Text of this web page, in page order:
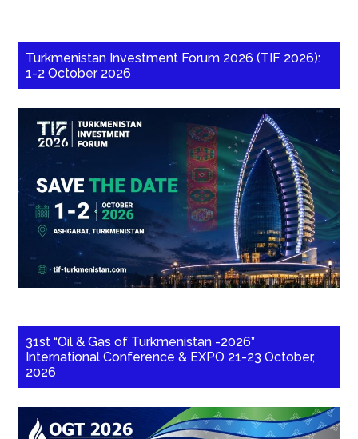
Turkmenistan Investment Forum 2026 (TIF 2026):
1-2 October 2026
31st “Oil & Gas of Turkmenistan -2026”
International Conference & EXPO 21-23 October,
2026